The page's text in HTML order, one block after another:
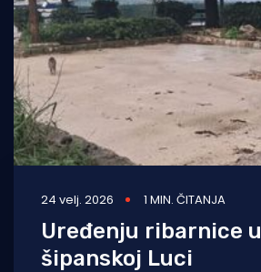
24 velj. 2026 1 MIN. ČITANJA
Uređenju ribarnice u
šipanskoj Luci